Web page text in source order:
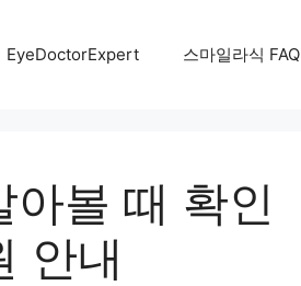
EyeDoctorExpert 스마일라식 FAQ
볼 때 확인
안내